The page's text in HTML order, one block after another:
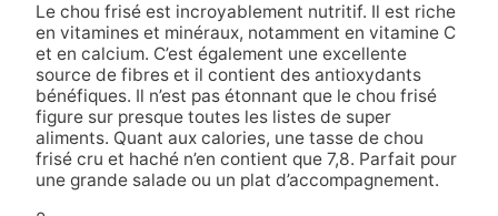
Le chou frisé est incroyablement nutritif. Il est riche
en vitamines et minéraux, notamment en vitamine C
et en calcium. C’est également une excellente
source de fibres et il contient des antioxydants
bénéfiques. Il n’est pas étonnant que le chou frisé
figure sur presque toutes les listes de super
aliments. Quant aux calories, une tasse de chou
frisé cru et haché n’en contient que 7,8. Parfait pour
une grande salade ou un plat d’accompagnement.